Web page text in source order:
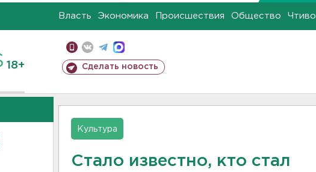
Власть Экономика Происшествия Общество Чтиво
18+ Сделать новость
Культура
Стало известно, кто стал